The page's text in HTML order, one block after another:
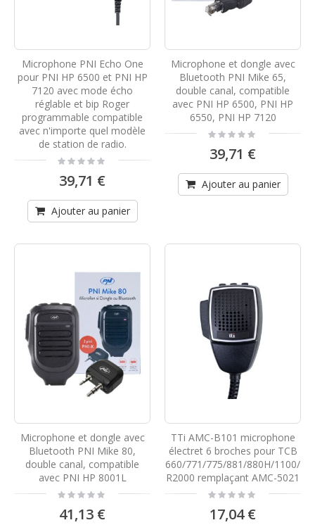
Microphone PNI Echo One
pour PNI HP 6500 et PNI HP
7120 avec mode écho
réglable et bip Roger
programmable compatible
avec n'importe quel modèle
de station de radio.
Rating:
0%
39,71 €
Ajouter au panier
Microphone et dongle avec
Bluetooth PNI Mike 65,
double canal, compatible
avec PNI HP 6500, PNI HP
6550, PNI HP 7120
Rating:
0%
39,71 €
Ajouter au panier
Microphone et dongle avec
Bluetooth PNI Mike 80,
double canal, compatible
avec PNI HP 8001L
Rating:
0%
41,13 €
TTi AMC-B101 microphone
électret 6 broches pour TCB
660/771/775/881/880H/1100/
R2000 remplaçant AMC-5021
Rating:
0%
17,04 €